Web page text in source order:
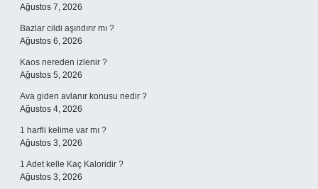
Ağustos 7, 2026
Bazlar cildi aşındırır mı ?
Ağustos 6, 2026
Kaos nereden izlenir ?
Ağustos 5, 2026
Ava giden avlanır konusu nedir ?
Ağustos 4, 2026
1 harfli kelime var mı ?
Ağustos 3, 2026
1 Adet kelle Kaç Kaloridir ?
Ağustos 3, 2026